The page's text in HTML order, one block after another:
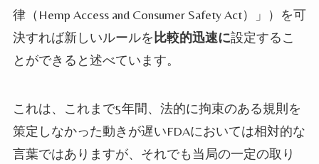
律（Hemp Access and Consumer Safety Act）」）を可
決すれば新しいルールを 比較的迅速に設定するこ
とができると述べています。
これは、これまで5年間、法的に拘束のある規則を
策定しなかった動きが遅いFDAにおいては相対的な
言葉ではありますが、それでも当局の一定の取り